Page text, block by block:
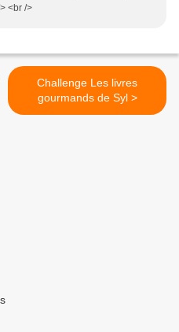
<br />
Challenge Les livres
gourmands de Syl >